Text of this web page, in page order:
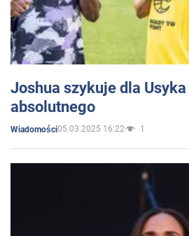
Joshua szykuje dla
absolutnego
Wiadomości05.03.2025 16:22 1